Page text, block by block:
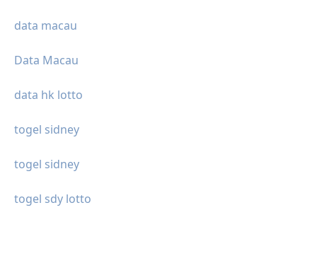
data macau
Data Macau
data hk lotto
togel sidney
togel sidney
togel sdy lotto